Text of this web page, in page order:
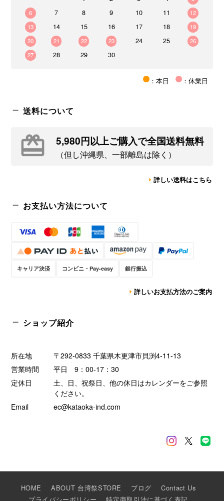
6
7 8 9 10 11
12
13
14 15 16 17 18
19
20
21 22 23 24 25
26
27
28 29 30
：本日 ：休業日
送料について
5,980円以上ご購入で全国送料無料
（但し沖縄県、一部離島は除く）
詳しい送料はこちら
お支払い方法について
キャリア決済 コンビニ・Pay-easy 銀行振込
詳しいお支払方法のご案内
ショップ紹介
所在地
〒292-0833 千葉県木更津市貝渕4-11-13
営業時間
平日 9：00-17：30
定休日
土、日、祝祭日、他の休日はカレンダーをご参照
ください。
Email
ec@kataoka-ind.com
HOME ABOUT 台湾祭STORE ブログ
Contact Us